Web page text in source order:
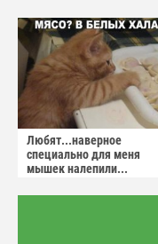
Любят...наверное
специально для меня
мышек налепили...